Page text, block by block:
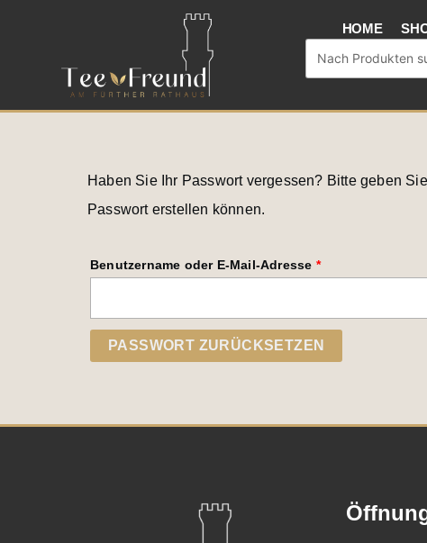
HOME
Search
...
Haben Sie Ihr Passwort vergessen? Bitte geben
Passwort erstellen können.
Benutzername oder E-Mail-Adresse *
Erforderlich
PASSWORT ZURÜCKSETZEN